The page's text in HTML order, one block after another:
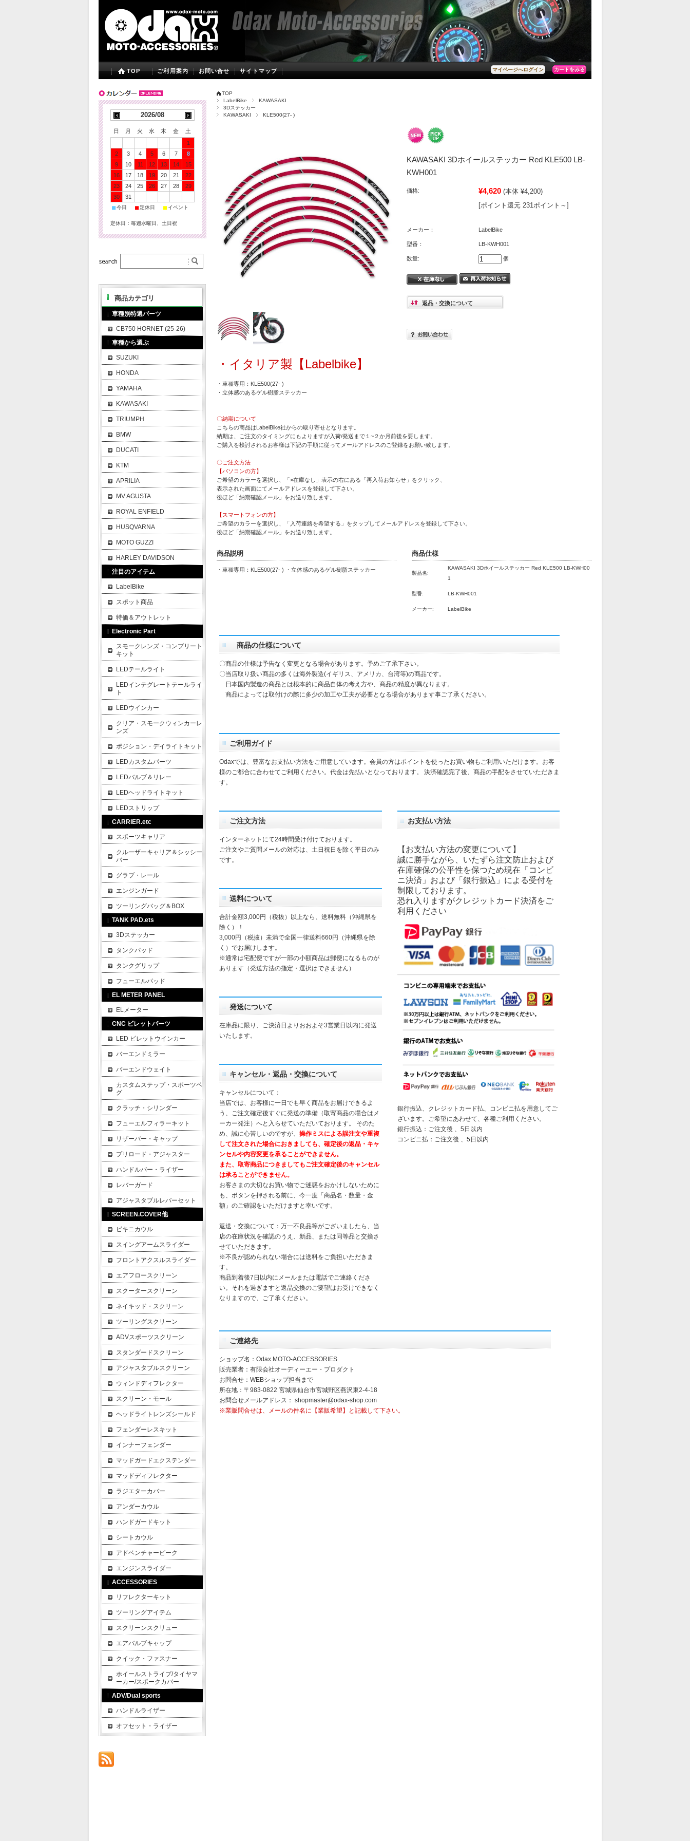
マイページへログイン カートをみる
TOP ご利用案内 お問い合せ サイトマップ
TOP
LabelBike
KAWASAKI
3Dステッカー
KAWASAKI
KLE500(27- )
KAWASAKI 3Dホイールステッカー Red KLE500 LB-
KWH001
価格: ¥4,620 (本体 ¥4,200)
[ポイント還元 231ポイント～]
メーカー： LabelBike
型番： LB-KWH001
数量: 個
返品・交換について
・イタリア製【Labelbike】
・車種専用：KLE500(27- )
・立体感のあるゲル樹脂ステッカー
〇納期について
こちらの商品はLabelBike社からの取り寄せとなります。
納期は、ご注文のタイミングにもよりますが入荷/発送まで１~２か月前後を要します。
ご購入を検討されるお客様は下記の手順に従ってメールアドレスのご登録をお願い致します。
〇ご注文方法
【パソコンの方】
ご希望のカラーを選択し、「×在庫なし」表示の右にある「再入荷お知らせ」をクリック、
表示された画面にてメールアドレスを登録して下さい。
後ほど「納期確認メール」をお送り致します。
【スマートフォンの方】
ご希望のカラーを選択し、「入荷連絡を希望する」をタップしてメールアドレスを登録して下さい。
後ほど「納期確認メール」をお送り致します。
商品説明
・車種専用：KLE500(27- ) ・立体感のあるゲル樹脂ステッカー
商品仕様
製品名:
KAWASAKI 3Dホイールステッカー Red KLE500 LB-KWH00
1
型番: LB-KWH001
メーカー: LabelBike
商品の仕様について
〇商品の仕様は予告なく変更となる場合があります。予めご了承下さい。
〇当店取り扱い商品の多くは海外製造(イギリス、アメリカ、台湾等)の商品です。
日本国内製造の商品とは根本的に商品自体の考え方や、商品の精度が異なります。
商品によっては取付けの際に多少の加工や工夫が必要となる場合があります事ご了承ください。
ご利用ガイド
Odaxでは、豊富なお支払い方法をご用意しています。会員の方はポイントを使ったお買い物もご利用いただけます。お客
様のご都合に合わせてご利用ください。代金は先払いとなっております。 決済確認完了後、商品の手配をさせていただきま
す。
ご注文方法
インターネットにて24時間受け付けております。
ご注文やご質問メールの対応は、土日祝日を除く平日のみ
です。
送料について
合計金額3,000円（税抜）以上なら、送料無料（沖縄県を
除く）！
3,000円（税抜）未満で全国一律送料660円（沖縄県を除
く）でお届けします。
※通常は宅配便ですが一部の小額商品は郵便になるものが
あります（発送方法の指定・選択はできません）
発送について
在庫品に限り、ご決済日よりおおよそ3営業日以内に発送
いたします。
キャンセル・返品・交換について
キャンセルについて：
当店では、お客様に一日でも早く商品をお届けできるよ
う、ご注文確定後すぐに発送の準備（取寄商品の場合はメ
ーカー発注）へと入らせていただいております。 そのた
め、誠に心苦しいのですが、 操作ミスによる誤注文や重複
して注文された場合におきましても、確定後の返品・キャ
ンセルや内容変更を承ることができません。
また、取寄商品につきましてもご注文確定後のキャンセル
は承ることができません。
お客さまの大切なお買い物でご迷惑をおかけしないために
も、ボタンを押される前に、今一度「商品名・数量・金
額」のご確認をいただけますと幸いです。
返送・交換について：万一不良品等がございましたら、当
店の在庫状況を確認のうえ、新品、または同等品と交換さ
せていただきます。
※不良が認められない場合には送料をご負担いただきま
す。
商品到着後7日以内にメールまたは電話でご連絡くださ
い。それを過ぎますと返品交換のご要望はお受けできなく
なりますので、ご了承ください。
お支払い方法
【お支払い方法の変更について】
誠に勝手ながら、いたずら注文防止および
在庫確保の公平性を保つため現在「コンビ
ニ決済」および「銀行振込」による受付を
制限しております。
恐れ入りますがクレジットカード決済をご
利用ください
銀行振込、クレジットカード払、コンビニ払を用意してご
ざいます。ご希望にあわせて、各種ご利用ください。
銀行振込：ご注文後 、5日以内
コンビニ払：ご注文後 、5日以内
ご連絡先
ショップ名：Odax MOTO-ACCESSORIES
販売業者：有限会社オーディーエー・プロダクト
お問合せ：WEBショップ担当まで
所在地：〒983-0822 宮城県仙台市宮城野区燕沢東2-4-18
お問合せメールアドレス： shopmaster@odax-shop.com
※業販問合せは、メールの件名に【業販希望】と記載して下さい。
2026/08
日 月 火 水 木 金
土
1
2
3 4 5 6 7
8
9
10 11 12 13 14
15
16
17 18 19 20 21
22
23
24 25 26 27 28
29
30
31
■ 今日 ■ 定休日 ■ イベント
定休日：毎週水曜日、土日祝
商品カテゴリ
車種別特選パーツ
CB750 HORNET (25-26)
車種から選ぶ
SUZUKI
HONDA
YAMAHA
KAWASAKI
TRIUMPH
BMW
DUCATI
KTM
APRILIA
MV AGUSTA
ROYAL ENFIELD
HUSQVARNA
MOTO GUZZI
HARLEY DAVIDSON
注目のアイテム
LabelBike
スポット商品
特価＆アウトレット
Electronic Part
スモークレンズ・コンプリート
キット
LEDテールライト
LEDインテグレートテールライ
ト
LEDウインカー
クリア・スモークウィンカーレ
ンズ
ポジション・デイライトキット
LEDカスタムパーツ
LEDバルブ＆リレー
LEDヘッドライトキット
LEDストリップ
CARRIER.etc
スポーツキャリア
クルーザーキャリア＆シッシー
バー
グラブ・レール
エンジンガード
ツーリングバッグ＆BOX
TANK PAD.ets
3Dステッカー
タンクパッド
タンクグリップ
フューエルパッド
EL METER PANEL
ELメーター
CNC ビレットパーツ
LED ビレットウインカー
バーエンドミラー
バーエンドウェイト
カスタムステップ・スポーツペ
グ
クラッチ・シリンダー
フューエルフィラーキット
リザーバー・キャップ
プリロード・アジャスター
ハンドルバー・ライザー
レバーガード
アジャスタブルレバーセット
SCREEN.COVER他
ビキニカウル
スイングアームスライダー
フロントアクスルスライダー
エアフロースクリーン
スクータースクリーン
ネイキッド・スクリーン
ツーリングスクリーン
ADVスポーツスクリーン
スタンダードスクリーン
アジャスタブルスクリーン
ウィンドディフレクター
スクリーン・モール
ヘッドライトレンズシールド
フェンダーレスキット
インナーフェンダー
マッドガードエクステンダー
マッドディフレクター
ラジエターカバー
アンダーカウル
ハンドガードキット
シートカウル
アドベンチャービーク
エンジンスライダー
ACCESSORIES
リフレクターキット
ツーリングアイテム
スクリーンスクリュー
エアバルブキャップ
クイック・ファスナー
ホイールストライプ/タイヤマ
ーカー/スポークカバー
ADV/Dual sports
ハンドルライザー
オフセット・ライザー